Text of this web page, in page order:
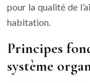
pour la qualité de
habitation.
Principes
système